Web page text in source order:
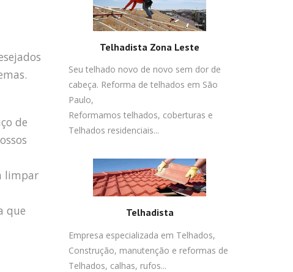
de
limpar
que
Telhadista Zona Leste
Seu telhado novo de novo sem dor de
cabeça. Reforma de telhados em São
Paulo,
Reformamos telhados, coberturas e
Telhados residenciais...
Telhadista
Empresa especializada em Telhados,
Construção, manutenção e reformas de
Telhados, calhas, rufos...